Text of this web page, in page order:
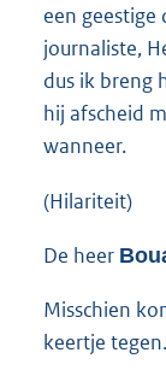
een geestige
journaliste,
dus ik breng
hij afscheid
wanneer.
(Hilariteit)
De heer
Misschien
keertje tegen.